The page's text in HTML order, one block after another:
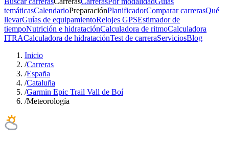
temáticasCalendarioPreparaciónPlanificadorComparar carrerasQué
llevarGuías de equipamientoRelojes GPSEstimador de
tiempoNutrición e hidrataciónCalculadora de ritmoCalculadora
ITRACalculadora de hidrataciónTest de carreraServiciosBlog
Inicio
/Carreras
/España
/Cataluña
/Garmin Epic Trail Vall de Boí
/Meteorología